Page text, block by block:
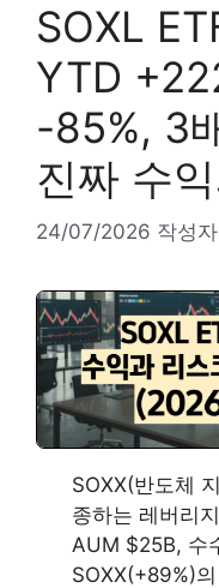
SOXL
YTD
-85%, 3
진짜 수
24/07/2026 작성
SOXX(반도체
종하는 레버리
AUM $25B, 수
SOXX(+89%)